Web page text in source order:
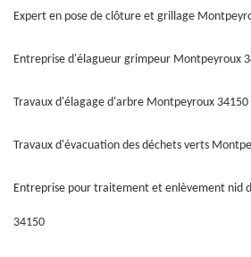
Expert en pose de clôture et grillage
Entreprise d'élagueur grimpeur Montpeyroux
Travaux d'élagage d'arbre Montpeyroux 34150
Travaux d'évacuation des déchets verts
Entreprise pour traitement et enlèvement nid
34150